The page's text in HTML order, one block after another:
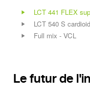
Le futur de